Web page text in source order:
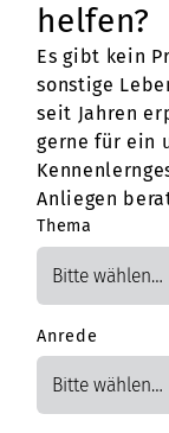
helfen?
Es gibt kein
sonstige
seit Jahren
gerne für ein
Anliegen
Thema
Anrede